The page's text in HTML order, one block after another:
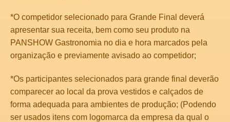
*O competidor selecionado para Grande Final deverá
apresentar sua receita, bem como seu produto na
PANSHOW Gastronomia no dia e hora marcados pela
organização e previamente avisado ao competidor;
*Os participantes selecionados para grande final deverão
comparecer ao local da prova vestidos e calçados de
forma adequada para ambientes de produção; (Podendo
ser usados itens com logomarca da empresa da qual o